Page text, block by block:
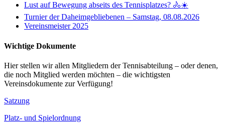
Lust auf Bewegung abseits des Tennisplatzes? 🚴☀️
Turnier der Daheimgebliebenen – Samstag, 08.08.2026
Vereinsmeister 2025
Wichtige Dokumente
Hier stellen wir allen Mitgliedern der Tennisabteilung – oder denen,
die noch Mitglied werden möchten – die wichtigsten
Vereinsdokumente zur Verfügung!
Satzung
Platz- und Spielordnung